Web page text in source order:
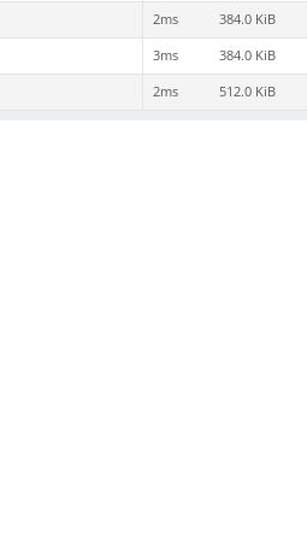
2ms 384.0 KiB
3ms 384.0 KiB
2ms 512.0 KiB